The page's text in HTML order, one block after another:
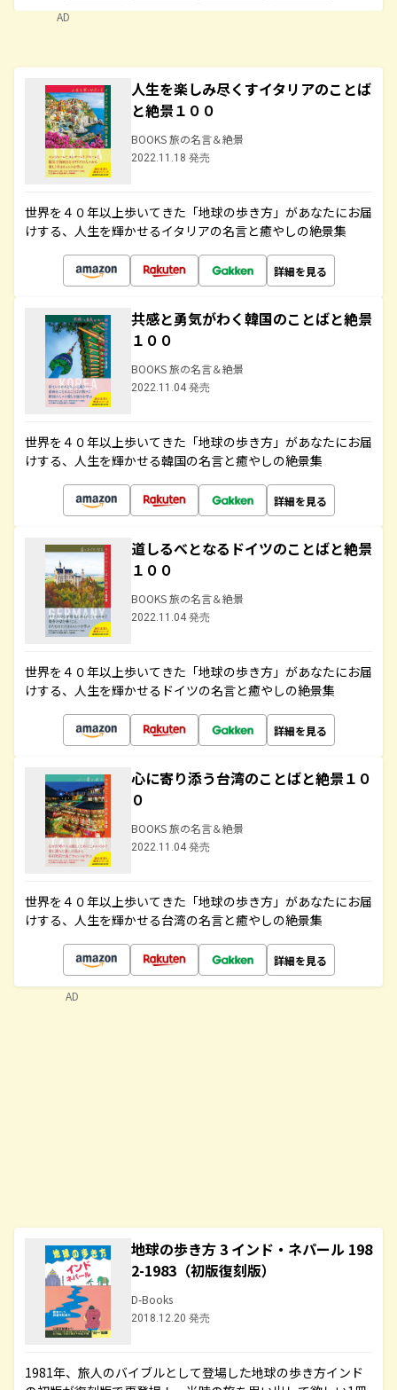
AD
人生を楽しみ尽くすイタリアのことば
と絶景１００
BOOKS 旅の名言＆絶景
2022.11.18 発売
世界を４０年以上歩いてきた「地球の歩き方」があなたにお届
けする、人生を輝かせるイタリアの名言と癒やしの絶景集
詳細を見る
共感と勇気がわく韓国のことばと絶景
１００
BOOKS 旅の名言＆絶景
2022.11.04 発売
世界を４０年以上歩いてきた「地球の歩き方」があなたにお届
けする、人生を輝かせる韓国の名言と癒やしの絶景集
詳細を見る
道しるべとなるドイツのことばと絶景
１００
BOOKS 旅の名言＆絶景
2022.11.04 発売
世界を４０年以上歩いてきた「地球の歩き方」があなたにお届
けする、人生を輝かせるドイツの名言と癒やしの絶景集
詳細を見る
心に寄り添う台湾のことばと絶景１０
０
BOOKS 旅の名言＆絶景
2022.11.04 発売
世界を４０年以上歩いてきた「地球の歩き方」があなたにお届
けする、人生を輝かせる台湾の名言と癒やしの絶景集
詳細を見る
地球の歩き方 3 インド・ネパール 198
2-1983（初版復刻版）
D-Books
2018.12.20 発売
1981年、旅人のバイブルとして登場した地球の歩き方インド
AD